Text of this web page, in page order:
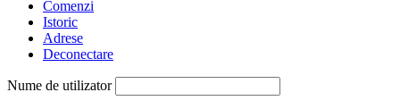
Comenzi
Istoric
Adrese
Deconectare
Nume de utilizator